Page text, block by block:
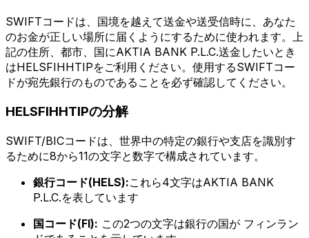
SWIFTコードは、国境を越えて送金や送受信時に、あなた
のお金が正しい場所に届くようにするために使われます。上
記の住所、都市、国にAKTIA BANK P.L.C.送金したいとき
はHELSFIHHTIPをご利用ください。使用するSWIFTコー
ドが宛先銀行のものであることを必ず確認してください。
HELSFIHHTIPの分解
SWIFT/BICコードは、世界中の特定の銀行や支店を識別す
るために8から11の文字と数字で構成されています。
銀行コード(HELS):これら4文字はAKTIA BANK
P.L.C.を表しています
国コード(FI): この2つの文字は銀行の国が フィンラン